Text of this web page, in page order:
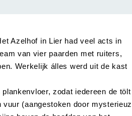
Azelhof in Lier had veel acts in
van vier paarden met ruiters,
Werkelijk álles werd uit de kast
zodat iedereen de tölt
(aangestoken door